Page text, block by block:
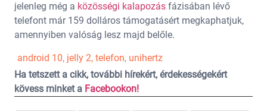
jelenleg még a közösségi kalapozás fázisában lévő
telefont már 159 dolláros támogatásért megkaphatjuk,
amennyiben valóság lesz majd belőle.
android 10, jelly 2, telefon, unihertz
Ha tetszett a cikk, további hírekért, érdekességekért
kövess minket a Facebookon!